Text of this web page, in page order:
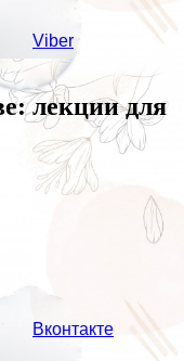
Viber
лекции для
Вконтакте